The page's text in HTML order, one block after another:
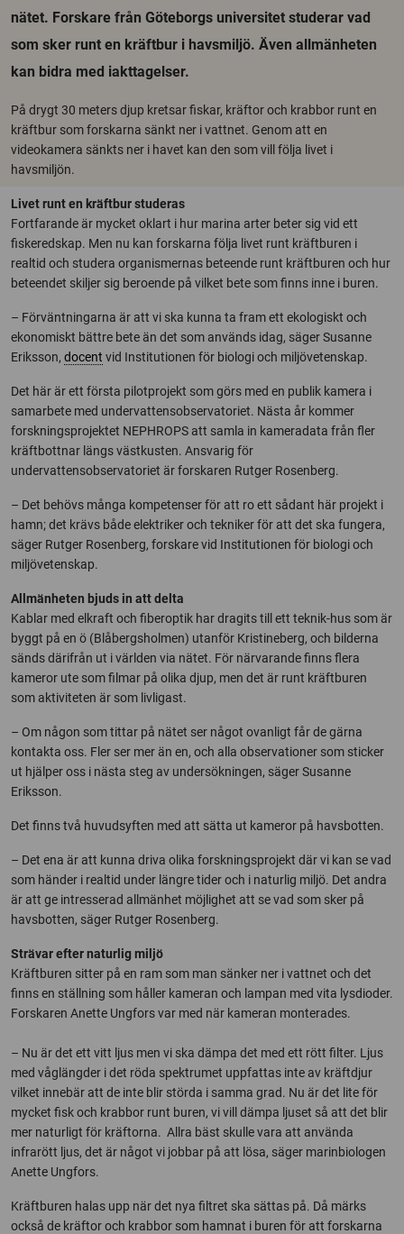
nätet. Forskare från Göteborgs universitet studerar vad
som sker runt en kräftbur i havsmiljö. Även allmänheten
kan bidra med iakttagelser.
På drygt 30 meters djup kretsar fiskar, kräftor och krabbor runt en
kräftbur som forskarna sänkt ner i vattnet. Genom att en
videokamera sänkts ner i havet kan den som vill följa livet i
havsmiljön.
Livet runt en kräftbur studeras
Fortfarande är mycket oklart i hur marina arter beter sig vid ett
fiskeredskap. Men nu kan forskarna följa livet runt kräftburen i
realtid och studera organismernas beteende runt kräftburen och hur
beteendet skiljer sig beroende på vilket bete som finns inne i buren.
– Förväntningarna är att vi ska kunna ta fram ett ekologiskt och
ekonomiskt bättre bete än det som används idag, säger Susanne
Eriksson, docent vid Institutionen för biologi och miljövetenskap.
Det här är ett första pilotprojekt som görs med en publik kamera i
samarbete med undervattensobservatoriet. Nästa år kommer
forskningsprojektet NEPHROPS att samla in kameradata från fler
kräftbottnar längs västkusten. Ansvarig för
undervattensobservatoriet är forskaren Rutger Rosenberg.
– Det behövs många kompetenser för att ro ett sådant här projekt i
hamn; det krävs både elektriker och tekniker för att det ska fungera,
säger Rutger Rosenberg, forskare vid Institutionen för biologi och
miljövetenskap.
Allmänheten bjuds in att delta
Kablar med elkraft och fiberoptik har dragits till ett teknik-hus som är
byggt på en ö (Blåbergsholmen) utanför Kristineberg, och bilderna
sänds därifrån ut i världen via nätet. För närvarande finns flera
kameror ute som filmar på olika djup, men det är runt kräftburen
som aktiviteten är som livligast.
– Om någon som tittar på nätet ser något ovanligt får de gärna
kontakta oss. Fler ser mer än en, och alla observationer som sticker
ut hjälper oss i nästa steg av undersökningen, säger Susanne
Eriksson.
Det finns två huvudsyften med att sätta ut kameror på havsbotten.
– Det ena är att kunna driva olika forskningsprojekt där vi kan se vad
som händer i realtid under längre tider och i naturlig miljö. Det andra
är att ge intresserad allmänhet möjlighet att se vad som sker på
havsbotten, säger Rutger Rosenberg.
Strävar efter naturlig miljö
Kräftburen sitter på en ram som man sänker ner i vattnet och det
finns en ställning som håller kameran och lampan med vita lysdioder.
Forskaren Anette Ungfors var med när kameran monterades.
– Nu är det ett vitt ljus men vi ska dämpa det med ett rött filter. Ljus
med våglängder i det röda spektrumet uppfattas inte av kräftdjur
vilket innebär att de inte blir störda i samma grad. Nu är det lite för
mycket fisk och krabbor runt buren, vi vill dämpa ljuset så att det blir
mer naturligt för kräftorna. Allra bäst skulle vara att använda
infrarött ljus, det är något vi jobbar på att lösa, säger marinbiologen
Anette Ungfors.
Kräftburen halas upp när det nya filtret ska sättas på. Då märks
också de kräftor och krabbor som hamnat i buren för att forskarna